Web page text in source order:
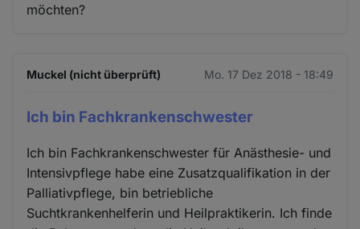
möchten?
Muckel (nicht überprüft) Mo. 17 Dez 2018 - 18:49
Ich bin Fachkrankenschwester
Ich bin Fachkrankenschwester für Anästhesie- und
Intensivpflege habe eine Zusatzqualifikation in der
Palliativpflege, bin betriebliche
Suchtkrankenhelferin und Heilpraktikerin. Ich finde